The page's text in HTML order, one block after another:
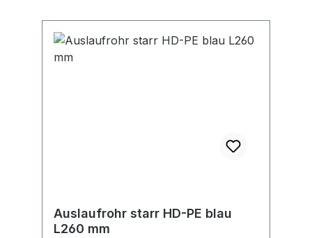
Auslaufrohr starr HD-PE blau
L260 mm